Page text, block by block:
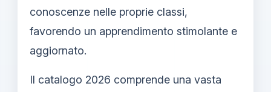
conoscenze nelle proprie classi,
favorendo un apprendimento stimolante e
aggiornato.
Il catalogo 2026 comprende una vasta